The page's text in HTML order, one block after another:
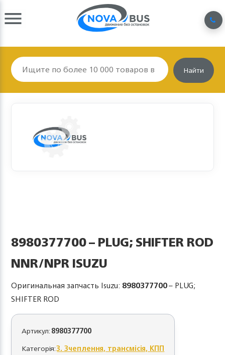
Найти
8980377700 – PLUG; SHIFTER ROD
NNR/NPR ISUZU
Оригинальная запчасть Isuzu: 8980377700– PLUG;
SHIFTER ROD
Артикул:8980377700
Категорія:3. Зчеплення, трансмісія, КПП